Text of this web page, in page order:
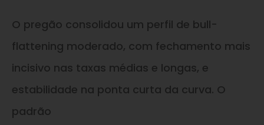
O pregão consolidou um perfil de bull-
flattening moderado, com fechamento mais
incisivo nas taxas médias e longas, e
estabilidade na ponta curta da curva. O
padrão